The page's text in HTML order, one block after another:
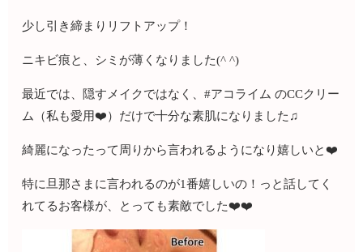
少し引き締まりリフトアップ！
ニキビ痕と、シミが薄くなりました(^ ^)
最近では、隠すメイクではなく、#アコライム のCCクリー
ム（私も愛用❤️）だけで十分な素肌になりました♫
綺麗になったって周りから言われるようになり嬉しいと❤️
特に旦那さまに言われるのが1番嬉しいの！っと話してく
れてるお客様が、とっても素敵でした❤️❤️